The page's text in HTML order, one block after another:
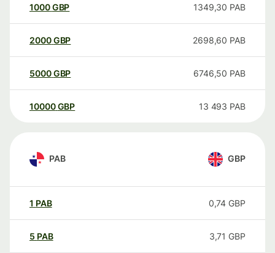
1000GBP 1349,30 PAB
2000GBP 2698,60 PAB
5000GBP 6746,50 PAB
10000 GBP 13 493 PAB
PAB GBP
1 PAB 0,74 GBP
5 PAB 3,71 GBP